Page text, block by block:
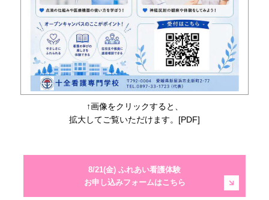
↑画像をクリックすると、
拡大してご覧いただけます。[PDF]
8/21(金) ふれあい看護体験
お申し込みフォームはこちら